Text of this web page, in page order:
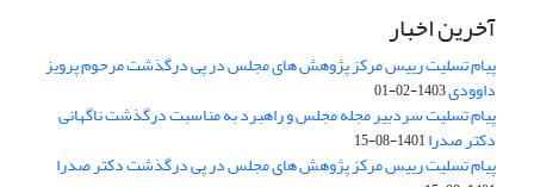
آخرین اخبار
پیام تسلیت رییس مرکز پژوهش های مجلس در پی درگذشت مرحوم پرویز
داوودی1403-02-01
پیام تسلیت سردبیر مجله مجلس و راهبرد به مناسبت درگذشت ناگهانی
دکتر صدرا1401-08-15
پیام تسلیت رییس مرکز پژوهش های مجلس در پی درگذشت دکتر صدرا